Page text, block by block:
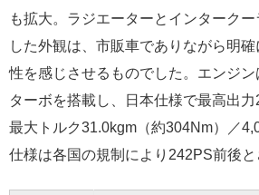
も拡大。ラジエーターとインターク
した外観は、市販車でありながら明
性を感じさせるものでした。エンジ
ターボを搭載し、日本仕様で最高出力
最大トルク31.0kgm（約304Nm）／
仕様は各国の規制により242PS前後と